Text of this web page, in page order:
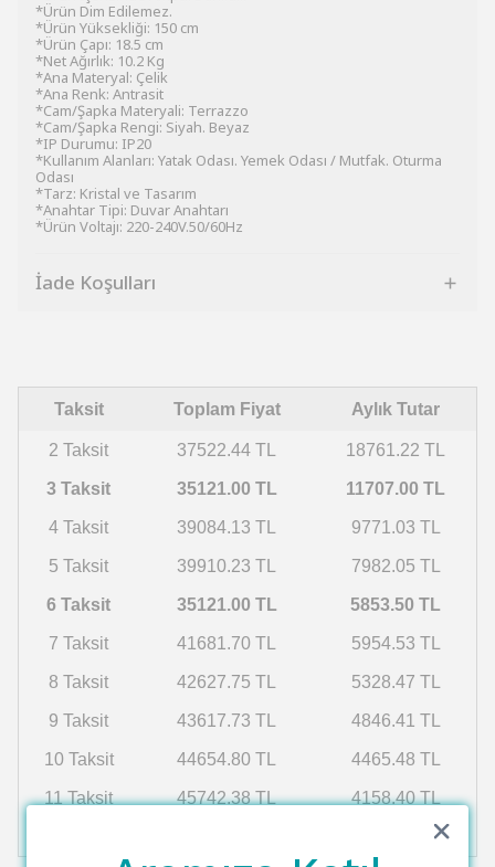
*Ürün Dim Edilemez.
*Ürün Yüksekliği: 150 cm
*Ürün Çapı: 18.5 cm
*Net Ağırlık: 10.2 Kg
*Ana Materyal: Çelik
*Ana Renk: Antrasit
*Cam/Şapka Materyali: Terrazzo
*Cam/Şapka Rengi: Siyah. Beyaz
*IP Durumu: IP20
*Kullanım Alanları: Yatak Odası. Yemek Odası / Mutfak. Oturma
Odası
*Tarz: Kristal ve Tasarım
*Anahtar Tipi: Duvar Anahtarı
*Ürün Voltajı: 220-240V.50/60Hz
İade Koşulları
Taksit Toplam Fiyat Aylık Tutar
2 Taksit 37522.44 TL 18761.22 TL
3 Taksit 35121.00 TL 11707.00 TL
4 Taksit 39084.13 TL 9771.03 TL
5 Taksit 39910.23 TL 7982.05 TL
6 Taksit 35121.00 TL 5853.50 TL
7 Taksit 41681.70 TL 5954.53 TL
8 Taksit 42627.75 TL 5328.47 TL
9 Taksit 43617.73 TL 4846.41 TL
10 Taksit 44654.80 TL 4465.48 TL
11 Taksit 45742.38 TL 4158.40 TL
3907.02 TL